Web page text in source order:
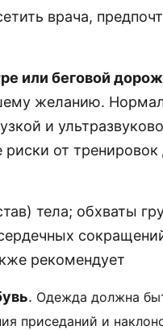
врача,
или беговой
желанию.
и
от тренировок
тела; обхваты
рекомендует
. Одежда должна
приседаний и